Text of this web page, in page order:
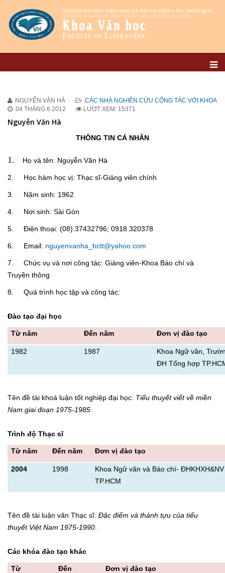
NGUYỄN VĂN HÀ
CÁC NHÀ NGHIÊN CỨU CỘNG TÁC VỚI KHOA
04 THÁNG 6 2012
LƯỢT XEM: 15371
Nguyễn Văn Hà
THÔNG TIN CÁ NHÂN
1. Họ và tên: Nguyễn Văn Hà
2. Học hàm học vị: Thạc sĩ-Giảng viên chính
3. Năm sinh: 1962
4. Nơi sinh: Sài Gòn
5. Điện thoại: (08).37432796; 0918.320378
6. Email: nguyenvanha_bctt@yahoo.com
7. Chức vụ và nơi công tác: Giảng viên-Khoa Báo chí và
Truyền thông
8. Quá trình học tập và công tác:
Đào tạo đại học
Từ năm Đến năm Đơn vị đào tạo
1982 1987
Khoa Ngữ văn,
ĐH Tổng hợp
Tên đề tài khoá luận tốt nghiệp đại học: Tiểu thuyết viết về miền
Nam giai đoạn 1975-1985.
Trình độ Thạc sĩ
Từ năm Đến năm Đơn vị đào tạo
2004 1998
Khoa Ngữ văn và Báo chí- ĐHKHXH&NV
TP.HCM
Tên đề tài luận văn Thạc sĩ: Đặc điểm và thành tựu của tiểu
thuyết Việt Nam 1975-1990
Các khóa đào tạo khác
Từ
Đến
Đơn vị đào tạo